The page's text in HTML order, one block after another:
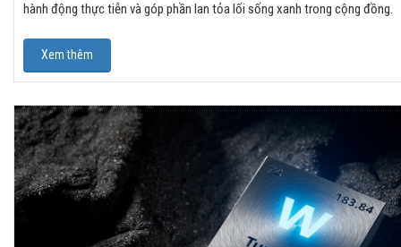
hành động thực tiễn và góp phần lan tỏa lối sống xanh trong cộng đồng.
Xem thêm